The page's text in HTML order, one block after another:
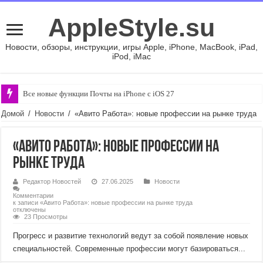
AppleStyle.su
Новости, обзоры, инструкции, игры Apple, iPhone, MacBook, iPad,
iPod, iMac
Все новые функции Почты на iPhone с iOS 27
Домой / Новости / «Авито Работа»: новые профессии на рынке труда
«Авито Работа»: новые профессии на
рынке труда
Редактор Новостей 27.06.2025
Новости
Комментарии
к записи «Авито Работа»: новые профессии на рынке труда
отключены
23 Просмотры
Прогресс и развитие технологий ведут за собой появление новых
специальностей. Современные профессии могут базироваться...